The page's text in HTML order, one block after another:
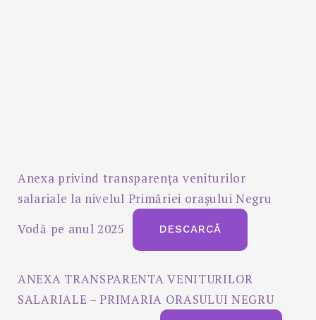
Anexa privind transparența veniturilor
salariale la nivelul Primăriei orașului Negru
Vodă pe anul 2025
DESCARCĂ
ANEXA TRANSPARENTA VENITURILOR
SALARIALE – PRIMARIA ORASULUI NEGRU